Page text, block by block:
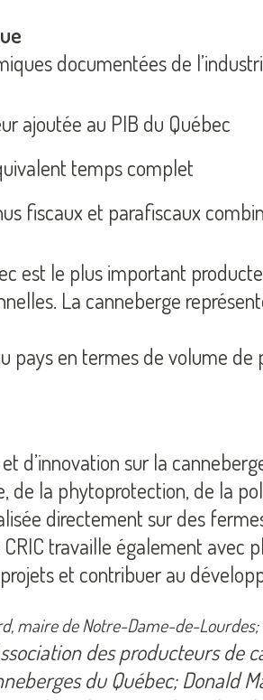
documentées de
ajoutée au PIB du Québec
temps complet
fiscaux et parafiscaux
est le plus important
La canneberge
pays en termes de volume de
d’innovation sur la
de la phytoprotection, de la
directement sur des
travaille également avec
et contribuer au
maire de Notre-Dame-de-
des producteurs de
du Québec; Donald